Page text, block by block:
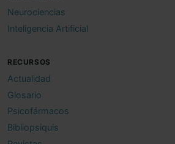
Neurociencias
Inteligencia Artificial
RECURSOS
Actualidad
Glosario
Psicofármacos
Bibliopsiquis